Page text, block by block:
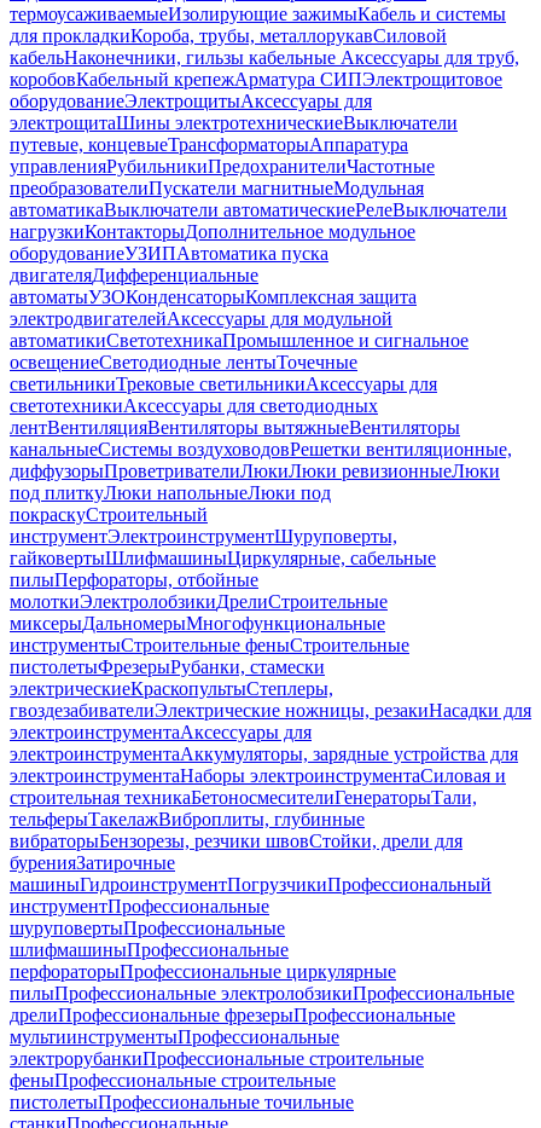
термоусаживаемыеИзолирующие зажимыКабель и системы
для прокладкиКороба, трубы, металлорукавСиловой
кабельНаконечники, гильзы кабельные Аксессуары для труб,
коробовКабельный крепежАрматура СИПЭлектрощитовое
оборудованиеЭлектрощитыАксессуары для
электрощитаШины электротехническиеВыключатели
путевые, концевыеТрансформаторыАппаратура
управленияРубильникиПредохранителиЧастотные
преобразователиПускатели магнитныеМодульная
автоматикаВыключатели автоматическиеРелеВыключатели
нагрузкиКонтакторыДополнительное модульное
оборудованиеУЗИПАвтоматика пуска
двигателяДифференциальные
автоматыУЗОКонденсаторыКомплексная защита
электродвигателейАксессуары для модульной
автоматикиСветотехникаПромышленное и сигнальное
освещениеСветодиодные лентыТочечные
светильникиТрековые светильникиАксессуары для
светотехникиАксессуары для светодиодных
лентВентиляцияВентиляторы вытяжныеВентиляторы
канальныеСистемы воздуховодовРешетки вентиляционные,
диффузорыПроветривателиЛюкиЛюки ревизионныеЛюки
под плиткуЛюки напольныеЛюки под
покраскуСтроительный
инструментЭлектроинструментШуруповерты,
гайковертыШлифмашиныЦиркулярные, сабельные
пилыПерфораторы, отбойные
молоткиЭлектролобзикиДрелиСтроительные
миксерыДальномерыМногофункциональные
инструментыСтроительные феныСтроительные
пистолетыФрезерыРубанки, стамески
электрическиеКраскопультыСтеплеры,
гвоздезабивателиЭлектрические ножницы, резакиНасадки для
электроинструментаАксессуары для
электроинструментаАккумуляторы, зарядные устройства для
электроинструментаНаборы электроинструментаСиловая и
строительная техникаБетоносмесителиГенераторыТали,
тельферыТакелажВиброплиты, глубинные
вибраторыБензорезы, резчики швовСтойки, дрели для
буренияЗатирочные
машиныГидроинструментПогрузчикиПрофессиональный
инструментПрофессиональные
шуруповертыПрофессиональные
шлифмашиныПрофессиональные
перфораторыПрофессиональные циркулярные
пилыПрофессиональные электролобзикиПрофессиональные
дрелиПрофессиональные фрезерыПрофессиональные
мультиинструментыПрофессиональные
электрорубанкиПрофессиональные строительные
феныПрофессиональные строительные
пистолетыПрофессиональные точильные
станкиПрофессиональные